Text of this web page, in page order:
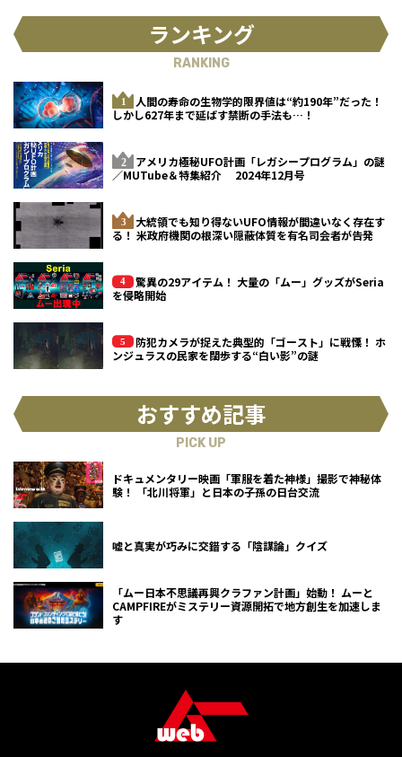
ランキング
RANKING
人間の寿命の生物学的限界値は“約190年”だった！
しかし627年まで延ばす禁断の手法も…！
アメリカ極秘UFO計画「レガシープログラム」の謎
／MUTube＆特集紹介 2024年12月号
大統領でも知り得ないUFO情報が間違いなく存在す
る！ 米政府機関の根深い隠蔽体質を有名司会者が告発
驚異の29アイテム！ 大量の「ムー」グッズがSeria
を侵略開始
防犯カメラが捉えた典型的「ゴースト」に戦慄！ ホ
ンジュラスの民家を闊歩する“白い影”の謎
おすすめ記事
PICK UP
ドキュメンタリー映画「軍服を着た神様」撮影で神秘体
験！ 「北川将軍」と日本の子孫の日台交流
嘘と真実が巧みに交錯する「陰謀論」クイズ
「ムー日本不思議再興クラファン計画」始動！ ムーと
CAMPFIREがミステリー資源開拓で地方創生を加速しま
す